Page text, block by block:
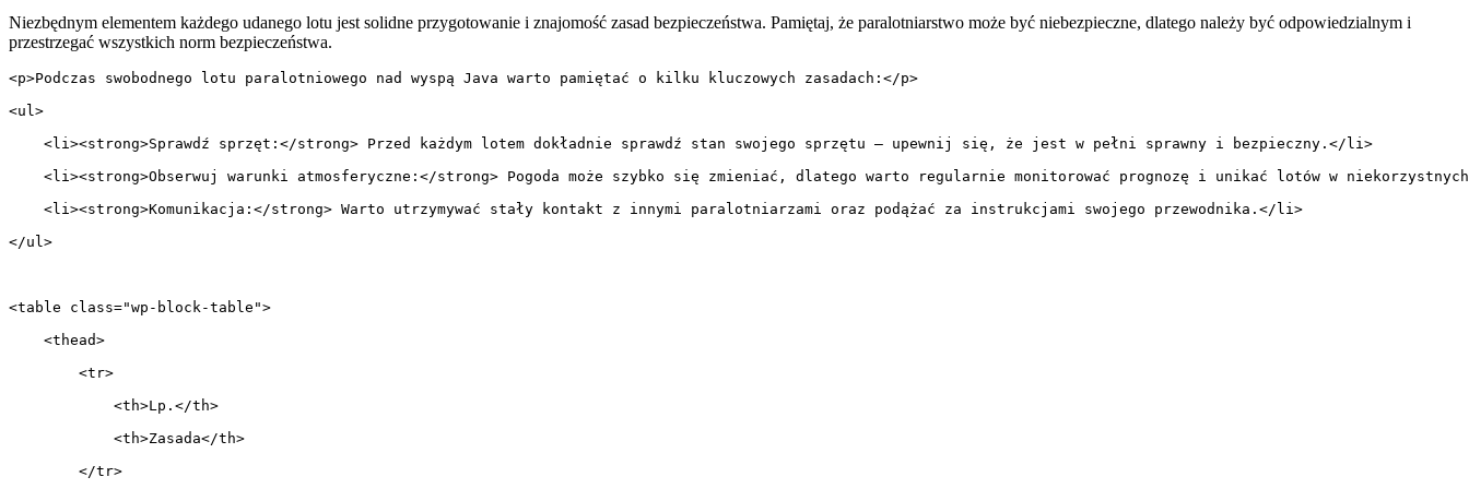
Niezbędnym elementem każdego udanego lotu jest solidne⁣ przygotowanie i znajomość zasad bezpieczeństwa. Pamiętaj, że paralotniarstwo może być niebezpieczne,⁤ dlatego należy być odpowiedzialnym i
przestrzegać wszystkich norm⁢ bezpieczeństwa.
<p>Podczas swobodnego lotu paralotniowego nad wyspą Java warto pamiętać o kilku kluczowych zasadach:</p>
<ul>
    <li><strong>Sprawdź sprzęt:</strong> Przed każdym lotem dokładnie sprawdź stan swojego sprzętu – upewnij się, że jest w pełni sprawny i bezpieczny.</li>
<li><strong>Obserwuj warunki atmosferyczne:</strong> Pogoda może szybko się zmieniać, dlatego warto regularnie monitorować prognozę i unikać lotów w
    <li><strong>Komunikacja:</strong> Warto utrzymywać stały kontakt z innymi paralotniarzami oraz podążać za instrukcjami swojego przewodnika.</li>
</ul>
<table class="wp-block-table">
    <thead>
        <tr>
            <th>Lp.</th>
            <th>Zasada</th>
        </tr>